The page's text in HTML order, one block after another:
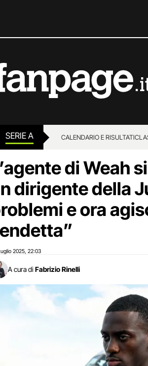
SERIE A CALENDARIO E RISULTATI
di Weah
dirigente della
e ora
2025 22:03
A cura di Fabrizio Rinelli